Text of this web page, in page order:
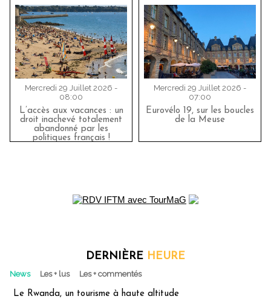
Mercredi 29 Juillet 2026 -
08:00
L’accès aux vacances : un
droit inachevé totalement
abandonné par les
politiques français !
Mercredi 29 Juillet 2026 -
07:00
Eurovélo 19, sur les boucles
de la Meuse
DERNIÈRE HEURE
News Les + lus Les + commentés
Le Rwanda, un tourisme à haute altitude